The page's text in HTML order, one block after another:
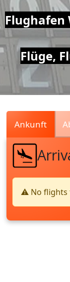
Air
Live
Flüge,
Ankunft
⚠️ No flights